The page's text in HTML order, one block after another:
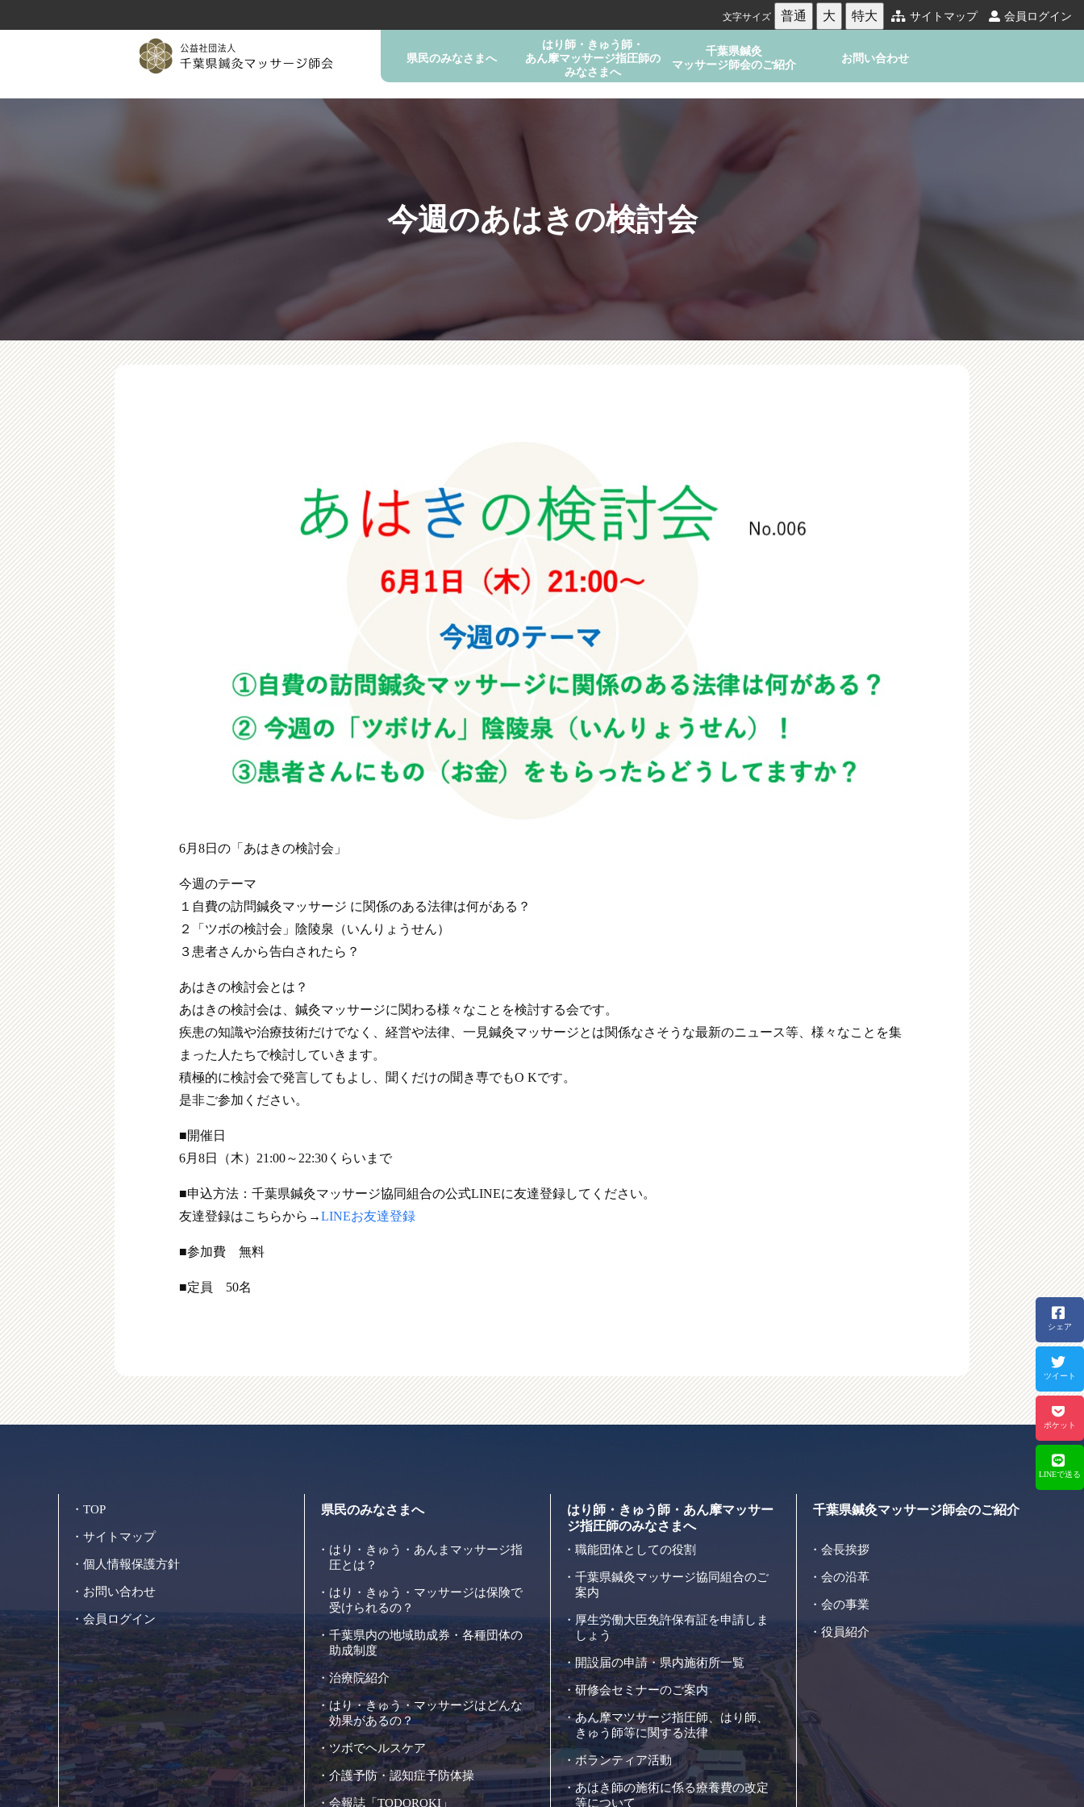
文字サイズ 普通 大 特大 サイトマップ 会員ログイン
県民のみなさまへ
はり師・きゅう師・
あん摩マッサージ指圧師の
みなさまへ
千葉県鍼灸
マッサージ師会のご紹介
お問い合わせ
シェア
ツイート
ポケット
LINEで送る
今週のあはきの検討会
6月8日の「あはきの検討会」
今週のテーマ
１自費の訪問鍼灸マッサージ に関係のある法律は何がある？
２「ツボの検討会」陰陵泉（いんりょうせん）
３患者さんから告白されたら？
あはきの検討会とは？
あはきの検討会は、鍼灸マッサージに関わる様々なことを検討する会です。
疾患の知識や治療技術だけでなく、経営や法律、一見鍼灸マッサージとは関係なさそうな最新のニュース等、様々なことを集
まった人たちで検討していきます。
積極的に検討会で発言してもよし、聞くだけの聞き専でもO Kです。
是非ご参加ください。
■開催日
6月8日（木）21:00～22:30くらいまで
■申込方法：千葉県鍼灸マッサージ協同組合の公式LINEに友達登録してください。
友達登録はこちらから→LINEお友達登録
■参加費 無料
■定員 50名
TOP
サイトマップ
個人情報保護方針
お問い合わせ
会員ログイン
県民のみなさまへ
はり・きゅう・あんまマッサージ指
圧とは？
はり・きゅう・マッサージは保険で
受けられるの？
千葉県内の地域助成券・各種団体の
助成制度
治療院紹介
はり・きゅう・マッサージはどんな
効果があるの？
ツボでヘルスケア
介護予防・認知症予防体操
会報誌「TODOROKI」
はり師・きゅう師・あん摩マッサー
ジ指圧師のみなさまへ
職能団体としての役割
千葉県鍼灸マッサージ協同組合のご
案内
厚生労働大臣免許保有証を申請しま
しょう
開設届の申請・県内施術所一覧
研修会セミナーのご案内
あん摩マツサージ指圧師、はり師、
きゅう師等に関する法律
ボランティア活動
あはき師の施術に係る療養費の改定
等について
千葉県鍼灸マッサージ師会のご紹介
会長挨拶
会の沿革
会の事業
役員紹介